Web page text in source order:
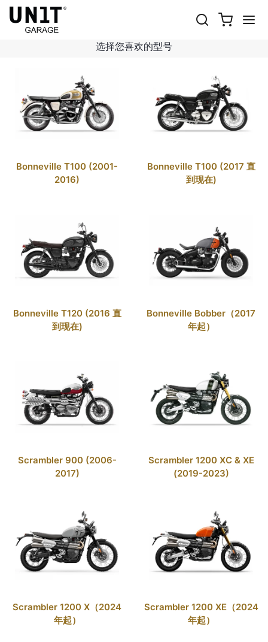
选择您喜欢的型号
Bonneville T100 (2001-
2016)
Bonneville T100 (2017 直
到现在)
Bonneville T120 (2016 直
到现在)
Bonneville Bobber（2017
年起）
Scrambler 900 (2006-
2017)
Scrambler 1200 XC & XE
(2019-2023)
Scrambler 1200 X（2024
年起）
Scrambler 1200 XE（2024
年起）